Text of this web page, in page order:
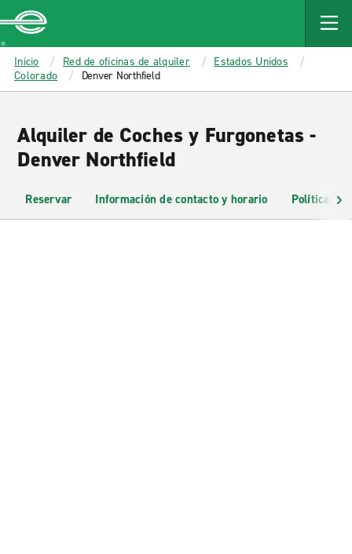
MAIN
CONTENT
Enterprise
Inicio Red de oficinas de alquiler
Estados Unidos
Colorado
Denver Northfield
Alquiler de Coches y Furgonetas -
Denver Northfield
Reservar Información de contacto y horario Políticas